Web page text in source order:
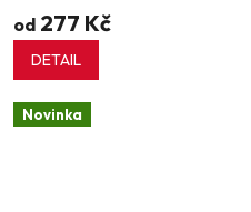
od 277 Kč
DETAIL
Novinka